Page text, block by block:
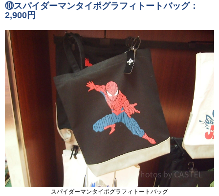
⑩スパイダーマンタイポグラフィトートバッグ：
2,900円
スパイダーマンタイポグラフィトートバッグ